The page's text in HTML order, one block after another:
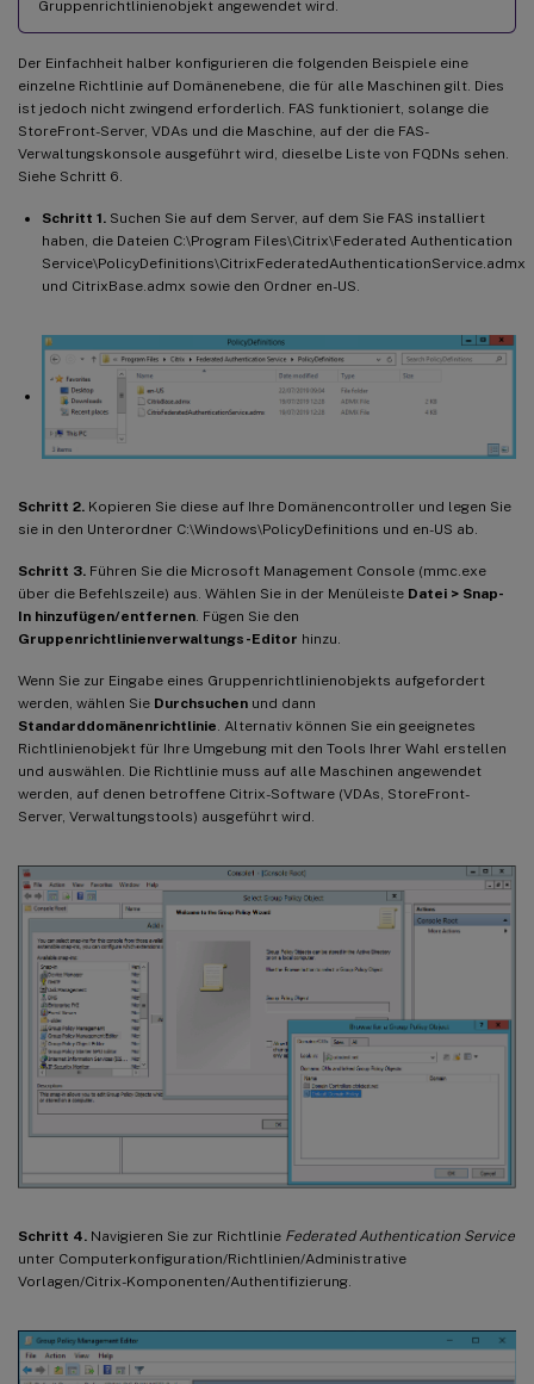
Gruppenrichtlinienobjekt angewendet wird.
Der Einfachheit halber konfigurieren die folgenden Beispiele eine
einzelne Richtlinie auf Domänenebene, die für alle Maschinen gilt. Dies
ist jedoch nicht zwingend erforderlich. FAS funktioniert, solange die
StoreFront-Server, VDAs und die Maschine, auf der die FAS-
Verwaltungskonsole ausgeführt wird, dieselbe Liste von FQDNs sehen.
Siehe Schritt 6.
Schritt 1. Suchen Sie auf dem Server, auf dem Sie FAS installiert
haben, die Dateien C:\Program Files\Citrix\Federated Authentication
Service\PolicyDefinitions\CitrixFederatedAuthenticationService.admx
und CitrixBase.admx sowie den Ordner en-US.
Schritt 2. Kopieren Sie diese auf Ihre Domänencontroller und legen Sie
sie in den Unterordner C:\Windows\PolicyDefinitions und en-US ab.
Schritt 3. Führen Sie die Microsoft Management Console (mmc.exe
über die Befehlszeile) aus. Wählen Sie in der Menüleiste Datei > Snap-
In hinzufügen/entfernen . Fügen Sie den
Gruppenrichtlinienverwaltungs-Editor hinzu.
Wenn Sie zur Eingabe eines Gruppenrichtlinienobjekts aufgefordert
werden, wählen Sie Durchsuchen und dann
Standarddomänenrichtlinie . Alternativ können Sie ein geeignetes
Richtlinienobjekt für Ihre Umgebung mit den Tools Ihrer Wahl erstellen
und auswählen. Die Richtlinie muss auf alle Maschinen angewendet
werden, auf denen betroffene Citrix-Software (VDAs, StoreFront-
Server, Verwaltungstools) ausgeführt wird.
Schritt 4. Navigieren Sie zur Richtlinie Federated Authentication Service
unter Computerkonfiguration/Richtlinien/Administrative
Vorlagen/Citrix-Komponenten/Authentifizierung.